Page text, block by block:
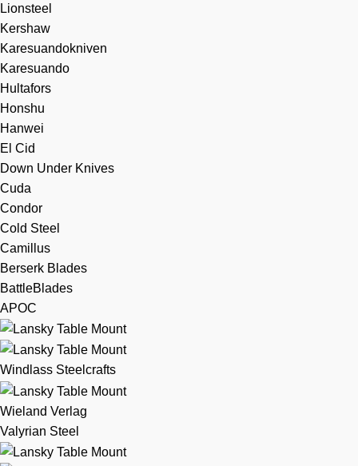
Lionsteel
Kershaw
Karesuandokniven
Karesuando
Hultafors
Honshu
Hanwei
El Cid
Down Under Knives
Cuda
Condor
Cold Steel
Camillus
Berserk Blades
BattleBlades
APOC
Windlass Steelcrafts
Wieland Verlag
Valyrian Steel